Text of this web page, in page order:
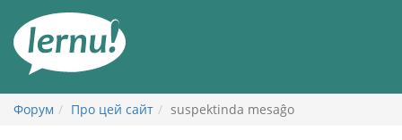
змісту
Форум Про цей сайт suspektinda mesaĝo